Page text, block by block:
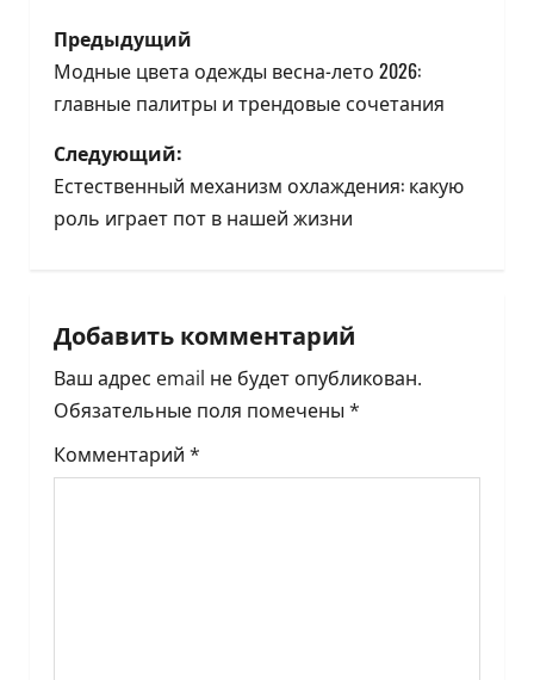
Н
а
в
и
г
ц
и
я
п
Предыдущий
Модные цвета одежды весна-лето 2026:
главные палитры и трендовые сочетания
Следующий:
Естественный механизм охлаждения: какую
роль играет пот в нашей жизни
Добавить комментарий
Ваш адрес email не будет опубликован.
Обязательные поля помечены *
Комментарий *